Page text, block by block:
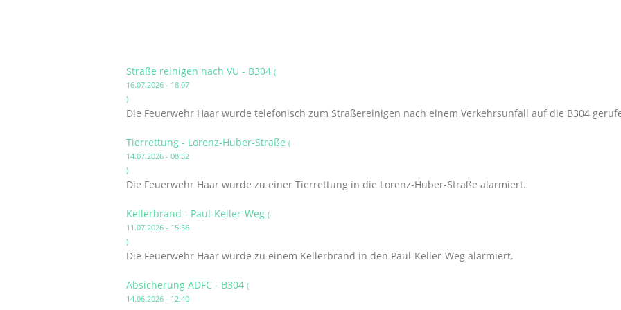
Straße reinigen nach VU - B304 (
16.07.2026 - 18:07
)
Die Feuerwehr Haar wurde telefonisch zum Straßereinigen nach einem Verkehrsunfall auf die B304
Tierrettung - Lorenz-Huber-Straße (
14.07.2026 - 08:52
)
Die Feuerwehr Haar wurde zu einer Tierrettung in die Lorenz-Huber-Straße alarmiert.
Kellerbrand - Paul-Keller-Weg (
11.07.2026 - 15:56
)
Die Feuerwehr Haar wurde zu einem Kellerbrand in den Paul-Keller-Weg alarmiert.
Absicherung ADFC - B304 (
14.06.2026 - 12:40